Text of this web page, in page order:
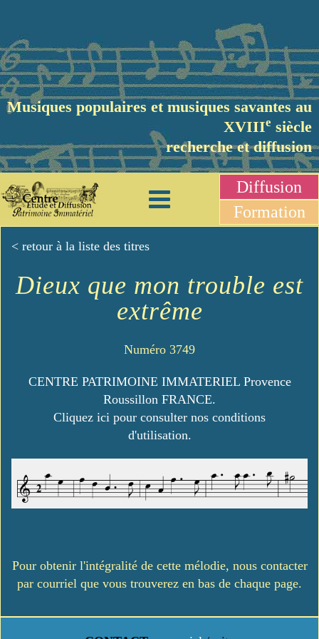
Musiques populaires et musiques savantes au
XVIIIe siècle
recherche et diffusion
Diffusion
Formation
< retour à la liste des titres
Dieux que mon trouble est
extrême
Numéro 3749
CENTRE PATRIMOINE IMMATERIEL Provence
Roussillon FRANCE.
Cliquez ici pour consulter nos conditions
d'utilisation.
Pour obtenir l'intégralité de cette mélodie, nous contacter
par courriel que vous trouverez en bas de chaque page.